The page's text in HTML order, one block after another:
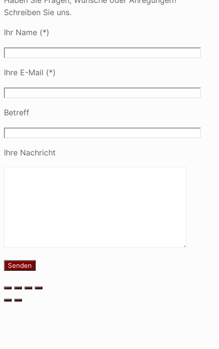
Schreiben Sie uns.
Ihr Name (*)
Ihre E-Mail (*)
Betreff
Ihre Nachricht